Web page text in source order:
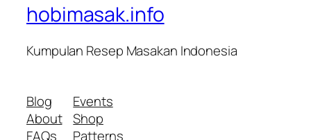
hobimasak.info
Kumpulan Resep Masakan Indonesia
Blog
About
FAQs
Events
Shop
Patterns